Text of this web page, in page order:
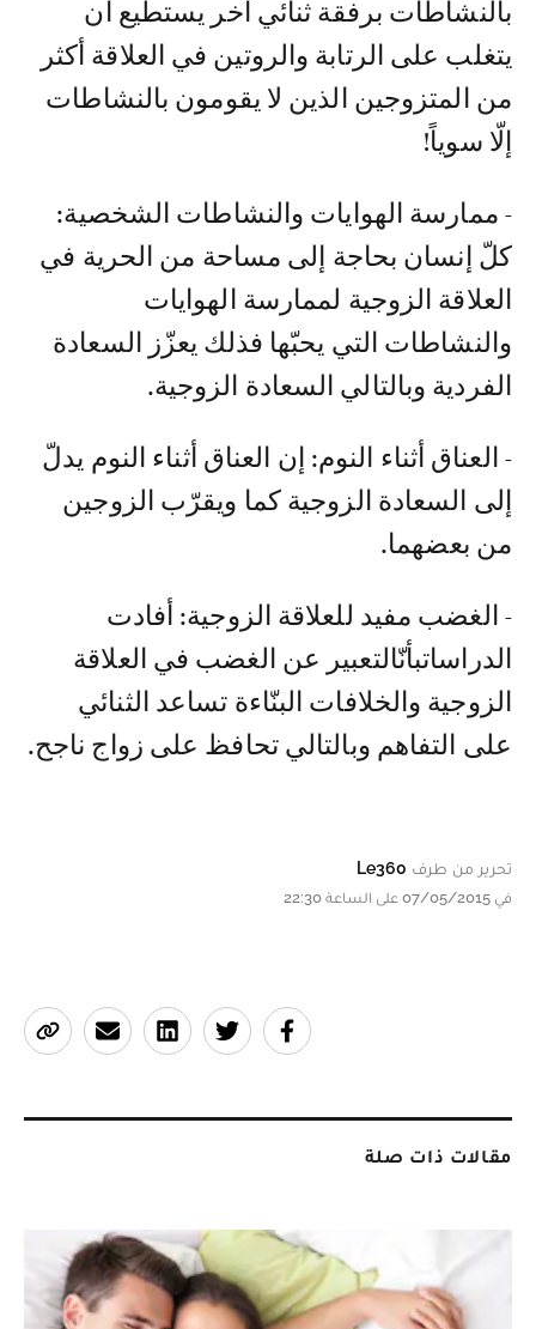
بالنشاطات برفقة ثنائي آخر يستطيع أن
يتغلب على الرتابة والروتين في العلاقة أكثر
من المتزوجين الذين لا يقومون بالنشاطات
إلّا سوياً!
- ممارسة الهوايات والنشاطات الشخصية:
كلّ إنسان بحاجة إلى مساحة من الحرية في
العلاقة الزوجية لممارسة الهوايات
والنشاطات التي يحبّها فذلك يعزّز السعادة
الفردية وبالتالي السعادة الزوجية.
- العناق أثناء النوم: إن العناق أثناء النوم يدلّ
إلى السعادة الزوجية كما ويقرّب الزوجين
من بعضهما.
- الغضب مفيد للعلاقة الزوجية: أفادت
الدراسات بأنّ التعبير عن الغضب في العلاقة
الزوجية والخلافات البنّاءة تساعد الثنائي
على التفاهم وبالتالي تحافظ على زواج ناجح.
تحرير من طرف Le360
في 07/05/2015 على الساعة 22:30
مقالات ذات صلة